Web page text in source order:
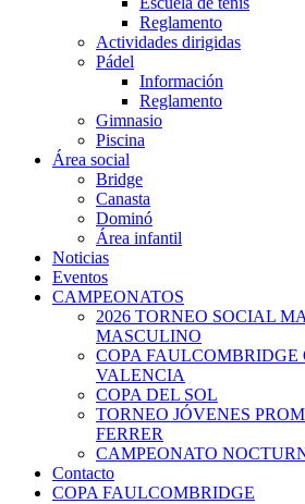
Reglamento
Actividades dirigidas
Pádel
Información
Reglamento
Gimnasio
Piscina
Área social
Bridge
Canasta
Dominó
Área infantil
Noticias
Eventos
CAMPEONATOS
2026 TORNEO SOCIAL
MASCULINO
COPA
VALENCIA
COPA DEL SOL
TORNEO JÓVENES
FERRER
CAMPEONATO
Contacto
COPA FAULCOMBRIDGE